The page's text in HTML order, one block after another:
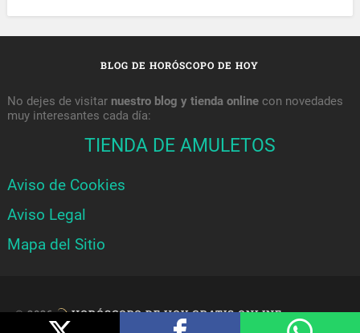
BLOG DE HORÓSCOPO DE HOY
No dejes de visitar nuestro blog y tienda onlinecon novedades
muy interesantes cada día:
TIENDA DE AMULETOS
Aviso de Cookies
Aviso Legal
Mapa del Sitio
© 2026 HORÓSCOPO DE HOY GRATIS ONLINE